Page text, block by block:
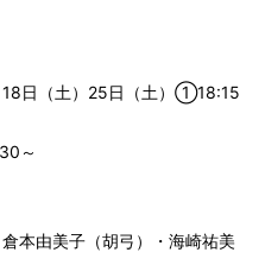
日（土）25日（土）①18:15
～
本由美子（胡弓）・海崎祐美